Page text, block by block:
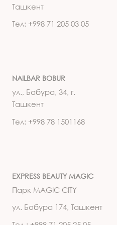
Ташкент
Тел: +998 71 205 03 05
NAILBAR BOBUR
ул., Бабура, 34, г.
Ташкент
Тел: +998 78 1501168
EXPRESS BEAUTY MAGIC
Парк MAGIC CITY
ул. Бобура 174, Ташкент